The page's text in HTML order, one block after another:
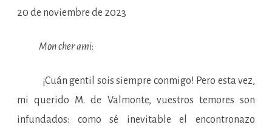
20 de noviembre de 2023
Mon cher ami:
¡Cuán gentil sois siempre conmigo! Pero esta vez,
mi querido M. de Valmonte, vuestros temores son
infundados: como sé inevitable el encontronazo